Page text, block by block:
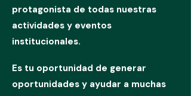
protagonista de todas nuestras
actividades y eventos
institucionales.
Es tu oportunidad de generar
oportunidades y ayudar a muchas